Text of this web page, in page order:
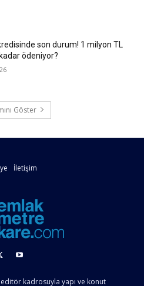
son durum! 1 milyon TL
ödeniyor?
Göster
İletişim
kadrosuyla yapı ve konut